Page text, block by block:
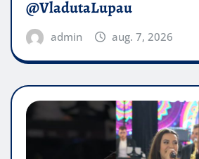
@VladutaLupau
admin aug. 7, 2026